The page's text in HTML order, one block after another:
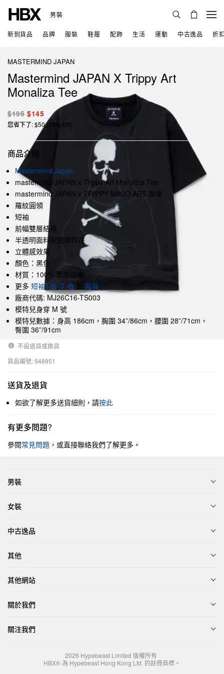
男裝
新到貨品 品牌 服裝 鞋履 配飾 生活 運動 中古逸品 折
MASTERMIND JAPAN
Mastermind JAPAN X Trippy Art
Monaliza Tee
$195 $145
您省下了: $50 (26% Off)
商品介紹
Mastermind Japan
mastermind JAPAN x Trippy Art Monaliza Tee
mastermind JAPAN x TRIPPY MIKIO ART 聯乘
羅紋圓領
短袖
前幅雙層結構
半透明面料配圖案印花
立體感效果
顏色：黑色
材質：100% 聚酯纖維
更多 短袖T恤, T 恤 及 服裝
廠商代碼: MJ26C16-TS003
模特兒身穿 M 號
模特兒數據：身高 186cm，胸圍 34”/86cm，腰圍 28”/71cm，
臀圍 36”/91cm
不設退貨或換貨
貨品編號: 948951
送貨及退貨
如欲了解更多送貨細則，請按此
有更多問題?
參閱常見問題 ，或直接聯絡我們了解更多。
男裝
女裝
中古逸品
其他
其他網站
關於我們
關注我們
2026 Hypebeast Limited 版權所有
HBX® 為 Hypebeast Hong Kong Ltd. 的註冊商標。